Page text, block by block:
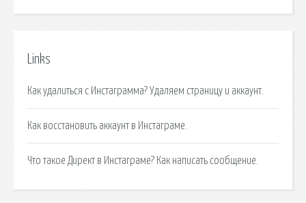
Links
Как удалиться с Инстаграмма? Удаляем страницу и аккаунт.
Как восстановить аккаунт в Инстаграме.
Что такое Директ в Инстаграме? Как написать сообщение.